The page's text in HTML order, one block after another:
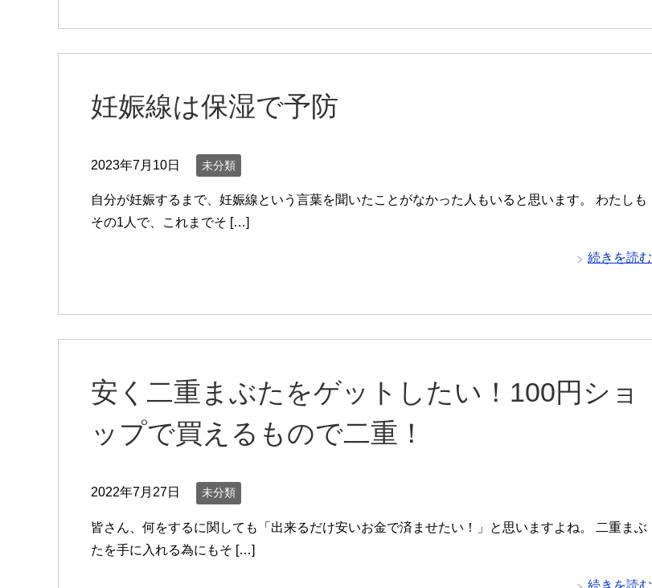
妊娠線は保湿で予防
2023年7月10日 未分類
自分が妊娠するまで、妊娠線という言葉を聞いたことがなかった人もいると思います。 わたしも
その1人で、これまでそ […]
続きを読む
安く二重まぶたをゲットしたい！100円ショ
ップで買えるもので二重！
2022年7月27日 未分類
皆さん、何をするに関しても「出来るだけ安いお金で済ませたい！」と思いますよね。 二重まぶ
たを手に入れる為にもそ […]
続きを読む